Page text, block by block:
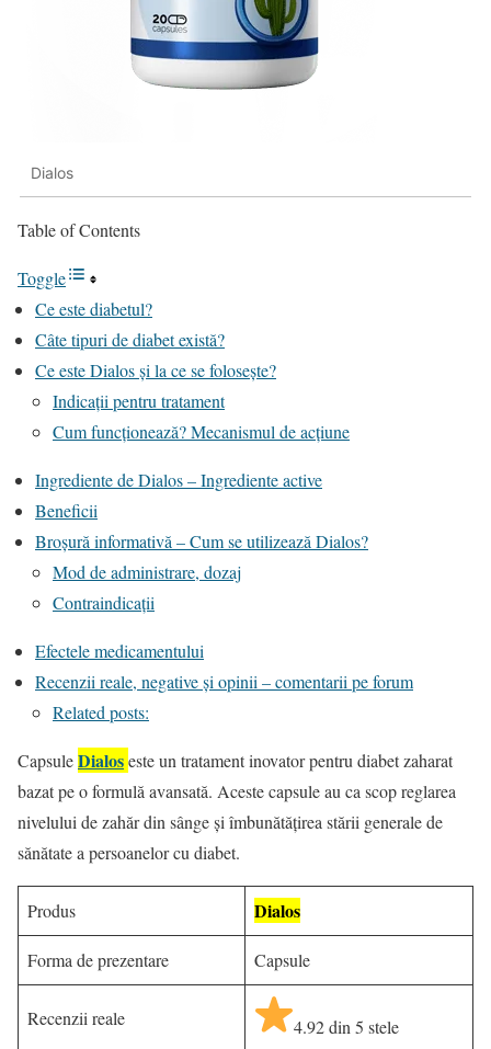
Dialos
Table of Contents
Toggle
Ce este diabetul?
Câte tipuri de diabet există?
Ce este Dialos și la ce se folosește?
Indicații pentru tratament
Cum funcționează? Mecanismul de acțiune
Ingrediente de Dialos – Ingrediente active
Beneficii
Broșură informativă – Cum se utilizează Dialos?
Mod de administrare, dozaj
Contraindicații
Efectele medicamentului
Recenzii reale, negative și opinii – comentarii pe forum
Related posts:
CapsuleDialoseste un tratament inovator pentru diabet zaharat
bazat pe o formulă avansată. Aceste capsule au ca scop reglarea
nivelului de zahăr din sânge și îmbunătățirea stării generale de
sănătate a persoanelor cu diabet.
Produs Dialos
Forma de prezentare Capsule
Recenzii reale 4.92 din 5 stele